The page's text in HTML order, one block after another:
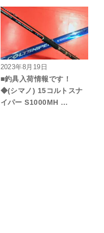
2023年8月19日
■釣具入荷情報です！
◆(シマノ) 15コルトスナ
イパー S1000MH …